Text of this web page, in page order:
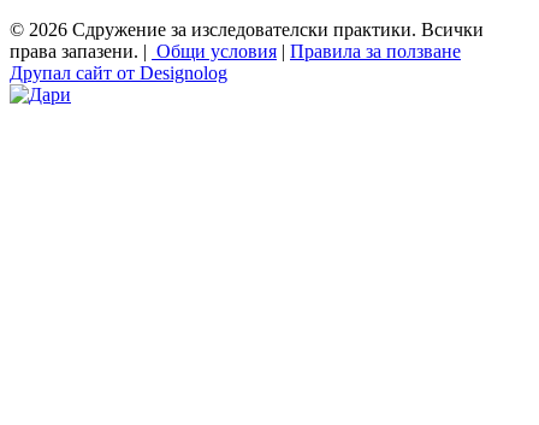
© 2026 Сдружение за изследователски практики. Всички
права запазени. | Общи условия | Правила за ползване
Друпал сайт от Designolog